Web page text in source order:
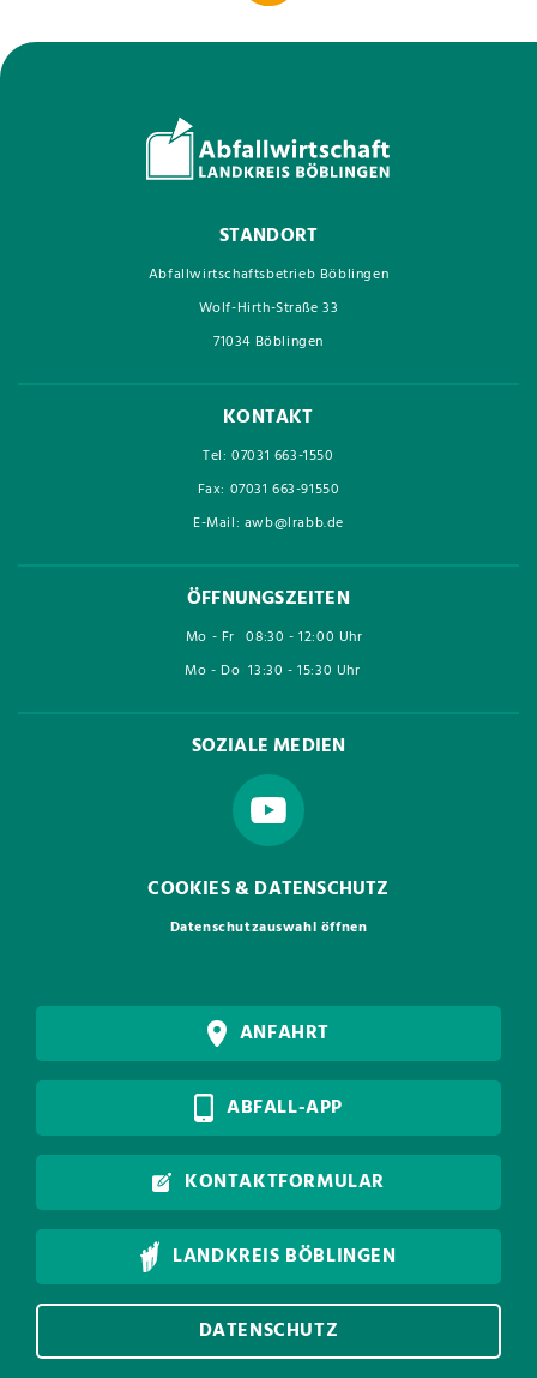
STANDORT
Abfallwirtschaftsbetrieb Böblingen
Wolf-Hirth-Straße 33
71034 Böblingen
KONTAKT
Tel: 07031 663-1550
Fax: 07031 663-91550
E-Mail: awb@lrabb.de
ÖFFNUNGSZEITEN
Mo - Fr 08:30 - 12:00 Uhr
Mo - Do 13:30 - 15:30 Uhr
SOZIALE MEDIEN
COOKIES & DATENSCHUTZ
Datenschutzauswahl öffnen
ANFAHRT
ABFALL-APP
KONTAKTFORMULAR
LANDKREIS BÖBLINGEN
DATENSCHUTZ